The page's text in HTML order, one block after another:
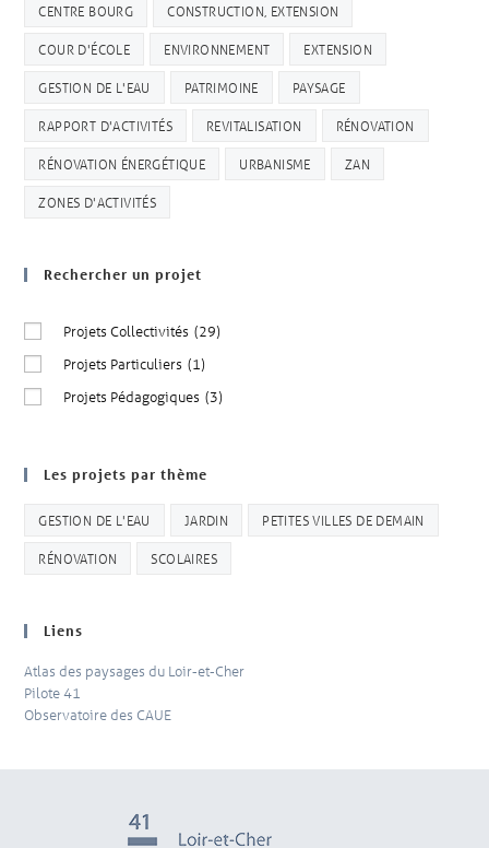
CENTRE BOURG CONSTRUCTION, EXTENSION
COUR D'ÉCOLE ENVIRONNEMENT EXTENSION
GESTION DE L'EAU PATRIMOINE PAYSAGE
RAPPORT D'ACTIVITÉS REVITALISATION RÉNOVATION
RÉNOVATION ÉNERGÉTIQUE URBANISME ZAN
ZONES D'ACTIVITÉS
Rechercher un projet
Projets Collectivités (29)
Projets Particuliers (1)
Projets Pédagogiques (3)
Les projets par thème
GESTION DE L'EAU JARDIN PETITES VILLES DE DEMAIN
RÉNOVATION SCOLAIRES
Liens
Atlas des paysages du Loir-et-Cher
Pilote 41
Observatoire des CAUE